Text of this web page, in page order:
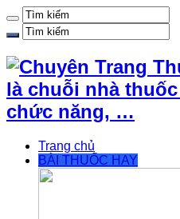
là chuỗi nhà
chức năng, …
Trang chủ
BÀI THUỐC HAY